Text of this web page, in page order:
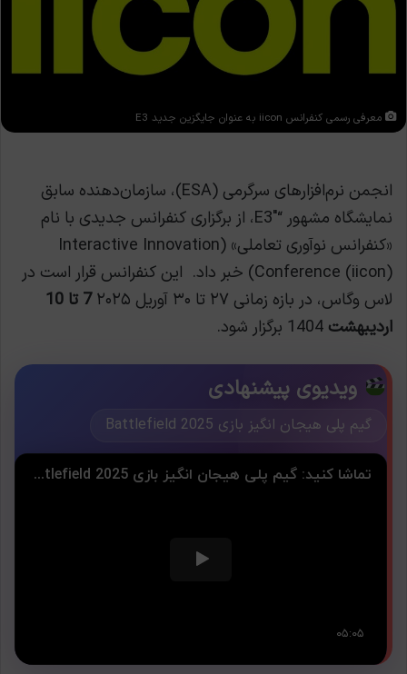
معرفی رسمی کنفرانس iicon به عنوان جایگزین جدید E3
انجمن نرم‌افزارهای سرگرمی (ESA)، سازمان‌دهنده سابق
نمایشگاه مشهور “E3″، از برگزاری کنفرانس جدیدی با نام
«کنفرانس نوآوری تعاملی» (Interactive Innovation
Conference (iicon)) خبر داد. این کنفرانس قرار است در
لاس وگاس، در بازه زمانی ۲۷ تا ۳۰ آوریل ۲۰۲۵
7 تا 10
اردیبهشت
ویدیوی پیشنهادی
گیم پلی هیجان انگیز بازی Battlefield 2025